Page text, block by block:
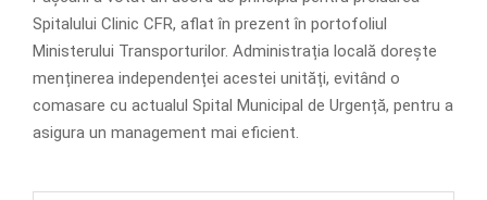
Spitalului Clinic CFR, aflat în prezent în portofoliul
Ministerului Transporturilor. Administrația locală dorește
menținerea independenței acestei unități, evitând o
comasare cu actualul Spital Municipal de Urgență, pentru a
asigura un management mai eficient.